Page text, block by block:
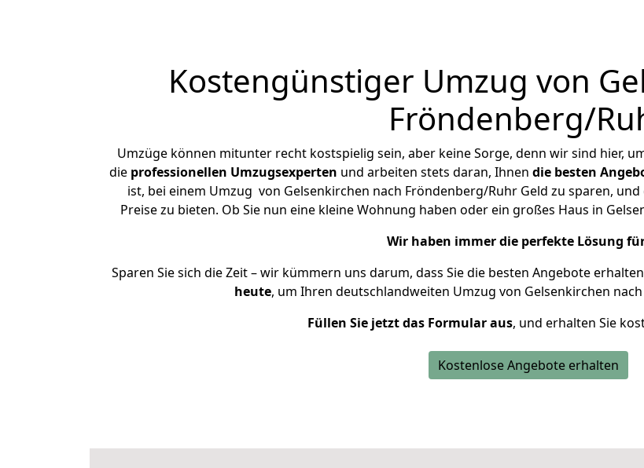
Kostengünstiger Umzug von
Fröndenberg/
Umzüge können mitunter recht kostspielig sein, aber keine Sorge, denn wir sind hier,
die professionellen Umzugsexperten und arbeiten stets daran, Ihnen die besten
ist, bei einem Umzug von Gelsenkirchen nach Fröndenberg/Ruhr Geld zu sparen,
Preise zu bieten. Ob Sie nun eine kleine Wohnung haben oder ein großes Haus in
Wir haben immer die perfekte Lösung
Sparen Sie sich die Zeit – wir kümmern uns darum, dass Sie die besten Angebote
heute, um Ihren deutschlandweiten Umzug von Gelsenkirchen
Füllen Sie jetzt das Formular aus, und erhalten Sie
Kostenlose Angebote erhalten